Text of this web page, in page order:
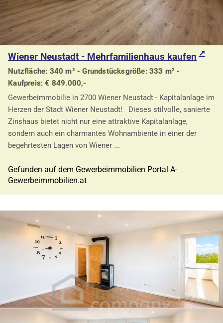
Wiener Neustadt - Mehrfamilienhaus kaufen
Nutzfläche: 340 m² - Grundstücksgröße: 333 m² -
Kaufpreis: € 849.000,-
Gewerbeimmobilie in 2700 Wiener Neustadt - Kapitalanlage im
Herzen der Stadt Wiener Neustadt! Dieses stilvolle, sanierte
Zinshaus bietet nicht nur eine attraktive Kapitalanlage,
sondern auch ein charmantes Wohnambiente in einer der
begehrtesten Lagen von Wiener ...
Gefunden auf dem Gewerbeimmobilien Portal A-
Gewerbeimmobilien.at